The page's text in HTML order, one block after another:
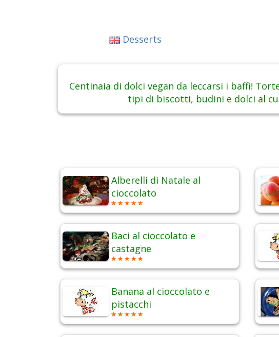
Desserts
Centinaia di dolci vegan da leccarsi i baffi!
tipi di biscotti, budini e dolci al
Alberelli di Natale al
cioccolato
Baci al cioccolato e
castagne
Banana al cioccolato e
pistacchi